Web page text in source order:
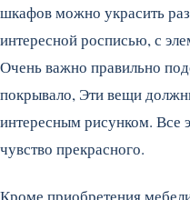
шкафов можно украсить
интересной росписью, с
Очень важно правильно
покрывало, Эти вещи
интересным рисунком. Все
чувство прекрасного.
Кроме приобретения